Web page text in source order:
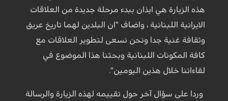
هذه الزيارة هي ايذان ببدء مرحلة جديدة من العلاقات
الايرانية اللبنانية ، واضاف "ان البلدين لهما تاريخ عريق
وثقافة غنية جدا ونحن نسعى لتطوير العلاقات مع
كافة المكونات اللبنانية وبحثنا هذا الموضوع في
لقاءاتنا خلال هذين اليومين".
وردا على سؤال آخر حول تقييمه لهذه الزيارة والرسالة